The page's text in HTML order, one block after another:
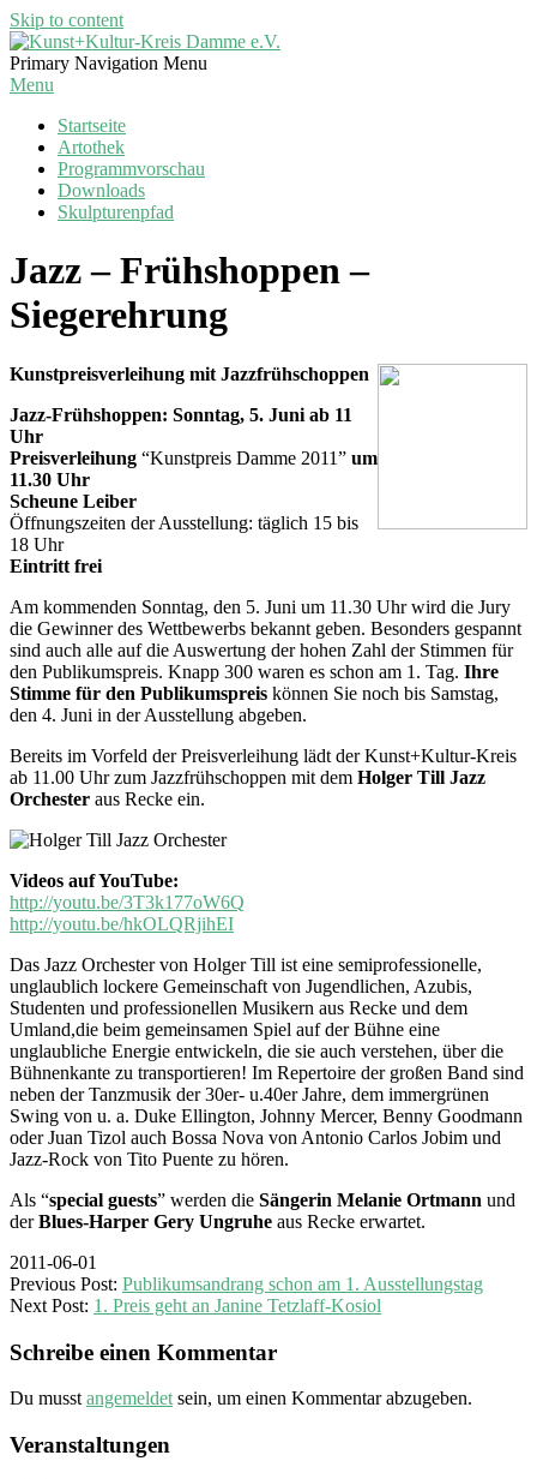
Skip to content
Kunst+Kultur-
Kreis
Primary Navigation Menu
Menu
Startseite
Artothek
Programmvorschau
Downloads
Skulpturenpfad
Jazz – Frühshoppen –
Siegerehrung
Kunstpreisverleihung mit Jazzfrühschoppen
Jazz-Frühshoppen: Sonntag, 5. Juni ab 11
Uhr
Preisverleihung “Kunstpreis Damme 2011” um
11.30 Uhr
Scheune Leiber
Öffnungszeiten der Ausstellung: täglich 15 bis
18 Uhr
Eintritt frei
Am kommenden Sonntag, den 5. Juni um 11.30 Uhr wird die Jury
die Gewinner des Wettbewerbs bekannt geben. Besonders gespannt
sind auch alle auf die Auswertung der hohen Zahl der Stimmen für
den Publikumspreis. Knapp 300 waren es schon am 1. Tag. Ihre
Stimme für den Publikumspreis können Sie noch bis Samstag,
den 4. Juni in der Ausstellung abgeben.
Bereits im Vorfeld der Preisverleihung lädt der Kunst+Kultur-Kreis
ab 11.00 Uhr zum Jazzfrühschoppen mit dem Holger Till Jazz
Orchester aus Recke ein.
Videos auf YouTube:
http://youtu.be/3T3k177oW6Q
http://youtu.be/hkOLQRjihEI
Das Jazz Orchester von Holger Till ist eine semiprofessionelle,
unglaublich lockere Gemeinschaft von Jugendlichen, Azubis,
Studenten und professionellen Musikern aus Recke und dem
Umland,die beim gemeinsamen Spiel auf der Bühne eine
unglaubliche Energie entwickeln, die sie auch verstehen, über die
Bühnenkante zu transportieren! Im Repertoire der großen Band sind
neben der Tanzmusik der 30er- u.40er Jahre, dem immergrünen
Swing von u. a. Duke Ellington, Johnny Mercer, Benny Goodmann
oder Juan Tizol auch Bossa Nova von Antonio Carlos Jobim und
Jazz-Rock von Tito Puente zu hören.
Als “special guests” werden die Sängerin Melanie Ortmann und
derBlues-Harper Gery Ungruhe aus Recke erwartet.
2011-06-01
Previous Post: Publikumsandrang schon am 1. Ausstellungstag
Next Post: 1. Preis geht an Janine Tetzlaff-Kosiol
Schreibe einen Kommentar
Du musst angemeldet sein, um einen Kommentar abzugeben.
Veranstaltungen